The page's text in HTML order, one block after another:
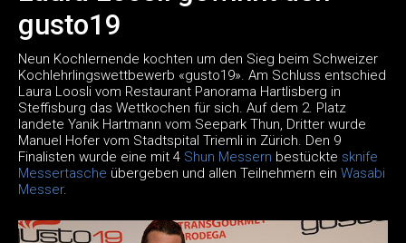
gusto19
Neun Kochlernende kochten um den Sieg beim Schweizer
Kochlehrlingswettbewerb «gusto19». Am Schluss entschied
Laura Loosli vom Restaurant Panorama Hartlisberg in
Steffisburg das Wettkochen für sich. Auf dem 2. Platz
landete Yanik Hartmann vom Seepark Thun, Dritter wurde
Manuel Hofer vom Stadtspital Triemli in Zürich. Den 9
Finalisten wurde eine mit 4 Shun Messern bestückte sknife
Messertasche übergeben und allen Teilnehmern ein Wasabi
Messer.